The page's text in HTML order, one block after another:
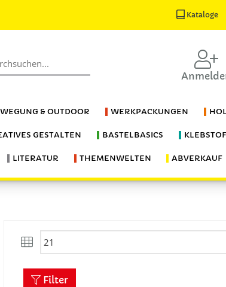
Kataloge
& OUTDOOR WERKPACKUNGEN
GESTALTEN BASTELBASICS
LITERATUR THEMENWELTEN ABVERKAUF
Filter